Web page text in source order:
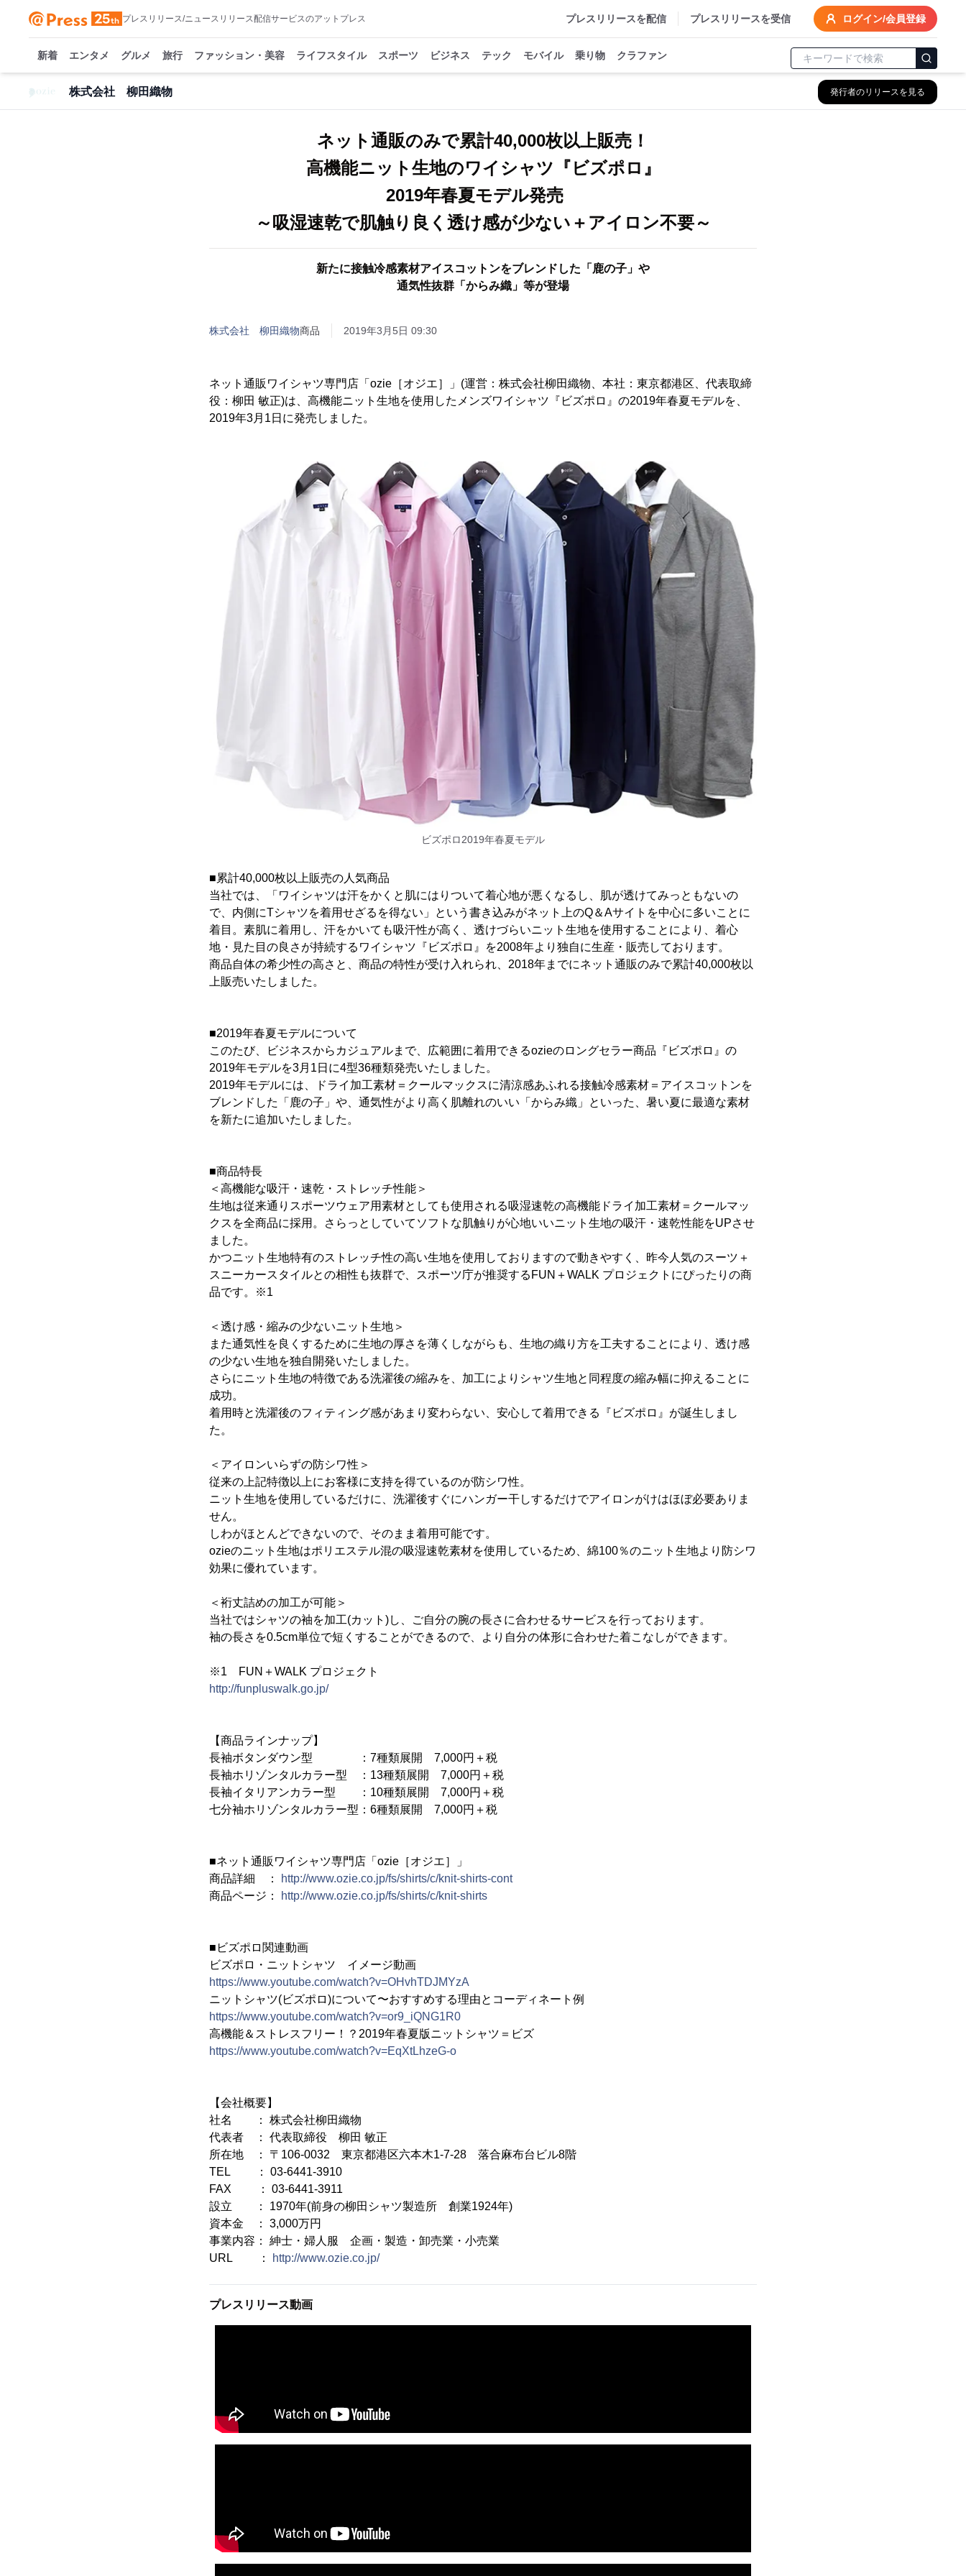
プレスリリース/ニュースリリース配信サービスのアットプレス プレスリリースを配信 プレスリリースを受信 ログイン/会員登録
新着 エンタメ グルメ 旅行 ファッション・美容 ライフスタイル スポーツ ビジネス テック モバイル 乗り物 クラファン
株式会社 柳田織物 発行者のリリースを見る
ネット通販のみで累計40,000枚以上販売！
高機能ニット生地のワイシャツ『ビズポロ』
2019年春夏モデル発売
～吸湿速乾で肌触り良く透け感が少ない＋アイロン不要～
新たに接触冷感素材アイスコットンをブレンドした「鹿の子」や
通気性抜群「からみ織」等が登場
株式会社 柳田織物商品 2019年3月5日 09:30
ネット通販ワイシャツ専門店「ozie［オジエ］」(運営：株式会社柳田織物、本社：東京都港区、代表取締
役：柳田 敏正)は、高機能ニット生地を使用したメンズワイシャツ『ビズポロ』の2019年春夏モデルを、
2019年3月1日に発売しました。
ビズポロ2019年春夏モデル
■累計40,000枚以上販売の人気商品
当社では、「ワイシャツは汗をかくと肌にはりついて着心地が悪くなるし、肌が透けてみっともないの
で、内側にTシャツを着用せざるを得ない」という書き込みがネット上のQ＆Aサイトを中心に多いことに
着目。素肌に着用し、汗をかいても吸汗性が高く、透けづらいニット生地を使用することにより、着心
地・見た目の良さが持続するワイシャツ『ビズポロ』を2008年より独自に生産・販売しております。
商品自体の希少性の高さと、商品の特性が受け入れられ、2018年までにネット通販のみで累計40,000枚以
上販売いたしました。
■2019年春夏モデルについて
このたび、ビジネスからカジュアルまで、広範囲に着用できるozieのロングセラー商品『ビズポロ』の
2019年モデルを3月1日に4型36種類発売いたしました。
2019年モデルには、ドライ加工素材＝クールマックスに清涼感あふれる接触冷感素材＝アイスコットンを
ブレンドした「鹿の子」や、通気性がより高く肌離れのいい「からみ織」といった、暑い夏に最適な素材
を新たに追加いたしました。
■商品特長
＜高機能な吸汗・速乾・ストレッチ性能＞
生地は従来通りスポーツウェア用素材としても使用される吸湿速乾の高機能ドライ加工素材＝クールマッ
クスを全商品に採用。さらっとしていてソフトな肌触りが心地いいニット生地の吸汗・速乾性能をUPさせ
ました。
かつニット生地特有のストレッチ性の高い生地を使用しておりますので動きやすく、昨今人気のスーツ＋
スニーカースタイルとの相性も抜群で、スポーツ庁が推奨するFUN＋WALK プロジェクトにぴったりの商
品です。※1
＜透け感・縮みの少ないニット生地＞
また通気性を良くするために生地の厚さを薄くしながらも、生地の織り方を工夫することにより、透け感
の少ない生地を独自開発いたしました。
さらにニット生地の特徴である洗濯後の縮みを、加工によりシャツ生地と同程度の縮み幅に抑えることに
成功。
着用時と洗濯後のフィティング感があまり変わらない、安心して着用できる『ビズポロ』が誕生しまし
た。
＜アイロンいらずの防シワ性＞
従来の上記特徴以上にお客様に支持を得ているのが防シワ性。
ニット生地を使用しているだけに、洗濯後すぐにハンガー干しするだけでアイロンがけはほぼ必要ありま
せん。
しわがほとんどできないので、そのまま着用可能です。
ozieのニット生地はポリエステル混の吸湿速乾素材を使用しているため、綿100％のニット生地より防シワ
効果に優れています。
＜裄丈詰めの加工が可能＞
当社ではシャツの袖を加工(カット)し、ご自分の腕の長さに合わせるサービスを行っております。
袖の長さを0.5cm単位で短くすることができるので、より自分の体形に合わせた着こなしができます。
※1 FUN＋WALK プロジェクト
http://funpluswalk.go.jp/
【商品ラインナップ】
長袖ボタンダウン型 ：7種類展開 7,000円＋税
長袖ホリゾンタルカラー型 ：13種類展開 7,000円＋税
長袖イタリアンカラー型 ：10種類展開 7,000円＋税
七分袖ホリゾンタルカラー型：6種類展開 7,000円＋税
■ネット通販ワイシャツ専門店「ozie［オジエ］」
商品詳細 ：
http://www.ozie.co.jp/fs/shirts/c/knit-shirts-cont
商品ページ：
http://www.ozie.co.jp/fs/shirts/c/knit-shirts
■ビズポロ関連動画
ビズポロ・ニットシャツ イメージ動画
https://www.youtube.com/watch?v=OHvhTDJMYzA
ニットシャツ(ビズポロ)について〜おすすめする理由とコーディネート例
https://www.youtube.com/watch?v=or9_iQNG1R0
高機能＆ストレスフリー！？2019年春夏版ニットシャツ＝ビズ
https://www.youtube.com/watch?v=EqXtLhzeG-o
【会社概要】
社名 ： 株式会社柳田織物
代表者 ： 代表取締役 柳田 敏正
所在地 ： 〒106-0032 東京都港区六本木1-7-28 落合麻布台ビル8階
TEL ： 03-6441-3910
FAX ： 03-6441-3911
設立 ： 1970年(前身の柳田シャツ製造所 創業1924年)
資本金 ： 3,000万円
事業内容： 紳士・婦人服 企画・製造・卸売業・小売業
URL ：
http://www.ozie.co.jp/
プレスリリース動画